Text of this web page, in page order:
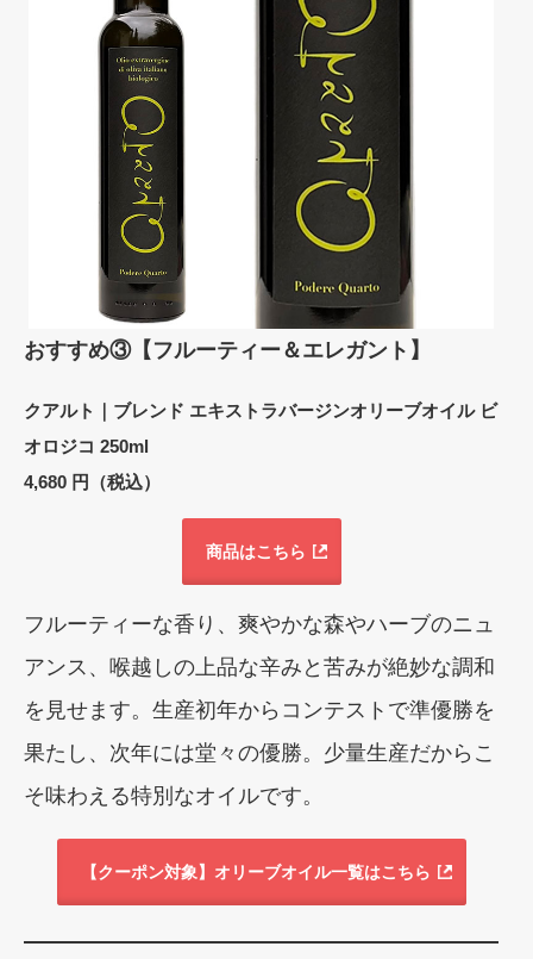
おすすめ③【フルーティー＆エレガント】
クアルト｜ブレンド エキストラバージンオリーブオイル ビ
オロジコ 250ml
4,680 円（税込）
商品はこちら
フルーティーな香り、爽やかな森やハーブのニュ
アンス、喉越しの上品な辛みと苦みが絶妙な調和
を見せます。生産初年からコンテストで準優勝を
果たし、次年には堂々の優勝。少量生産だからこ
そ味わえる特別なオイルです。
【クーポン対象】オリーブオイル一覧はこちら